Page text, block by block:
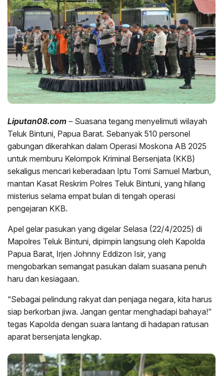
Liputan08.com – Suasana tegang menyelimuti wilayah
Teluk Bintuni, Papua Barat. Sebanyak 510 personel
gabungan dikerahkan dalam Operasi Moskona AB 2025
untuk memburu Kelompok Kriminal Bersenjata (KKB)
sekaligus mencari keberadaan Iptu Tomi Samuel Marbun,
mantan Kasat Reskrim Polres Teluk Bintuni, yang hilang
misterius selama empat bulan di tengah operasi
pengejaran KKB.
Apel gelar pasukan yang digelar Selasa (22/4/2025) di
Mapolres Teluk Bintuni, dipimpin langsung oleh Kapolda
Papua Barat, Irjen Johnny Eddizon Isir, yang
mengobarkan semangat pasukan dalam suasana penuh
haru dan kesiagaan.
“Sebagai pelindung rakyat dan penjaga negara, kita harus
siap berkorban jiwa. Jangan gentar menghadapi bahaya!”
tegas Kapolda dengan suara lantang di hadapan ratusan
aparat bersenjata lengkap.